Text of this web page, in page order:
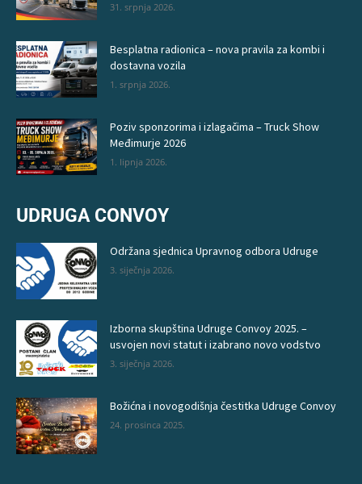
31. srpnja 2026.
Besplatna radionica – nova pravila za kombi i
dostavna vozila
1. srpnja 2026.
Poziv sponzorima i izlagačima – Truck Show
Međimurje 2026
1. lipnja 2026.
UDRUGA CONVOY
Održana sjednica Upravnog odbora Udruge
3. siječnja 2026.
Izborna skupština Udruge Convoy 2025. –
usvojen novi statut i izabrano novo vodstvo
3. siječnja 2026.
Božićna i novogodišnja čestitka Udruge Convoy
24. prosinca 2025.